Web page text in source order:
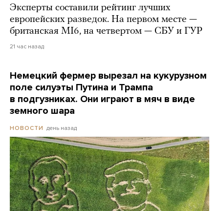
Эксперты составили рейтинг лучших
европейских разведок. На первом месте —
британская MI6, на четвертом — СБУ и ГУР
21 час назад
Немецкий фермер вырезал на кукурузном
поле силуэты Путина и Трампа
в подгузниках. Они играют в мяч в виде
земного шара
НОВОСТИ день назад